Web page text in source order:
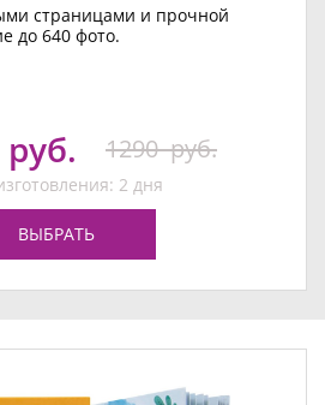
страницами и прочной
до 640 фото.
руб. 1290 руб.
2 дня
ВЫБРАТЬ